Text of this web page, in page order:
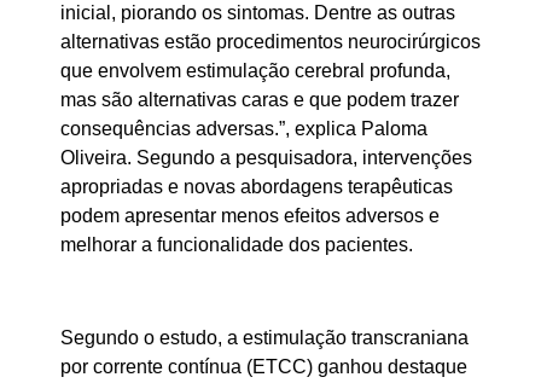
inicial, piorando os sintomas. Dentre as outras
alternativas estão procedimentos neurocirúrgicos
que envolvem estimulação cerebral profunda,
mas são alternativas caras e que podem trazer
consequências adversas.”, explica Paloma
Oliveira. Segundo a pesquisadora, intervenções
apropriadas e novas abordagens terapêuticas
podem apresentar menos efeitos adversos e
melhorar a funcionalidade dos pacientes.
Segundo o estudo, a estimulação transcraniana
por corrente contínua (ETCC) ganhou destaque